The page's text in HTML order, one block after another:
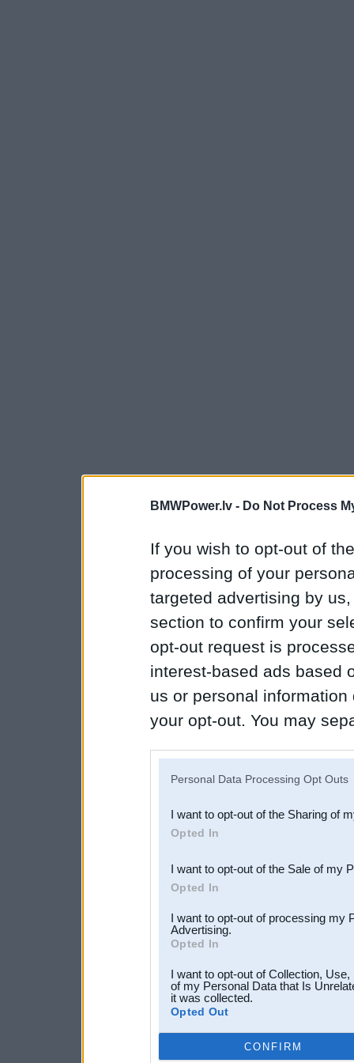
BMWPower.lv - Do Not Process
If you wish to opt-out of
processing of your
targeted advertising by
section to confirm your
opt-out request is
interest-based ads based
us or personal
your opt-out. You may
Downstream Participants
third parties.
Personal Data Processing Opt Outs
I want to opt-out of the Sharing of
Opted In
I want to opt-out of the Sale of my
Opted In
I want to opt-out of processing my
Advertising.
Opted In
I want to opt-out of Collection,
of my Personal Data that Is
it was collected.
Opted Out
CONFIRM